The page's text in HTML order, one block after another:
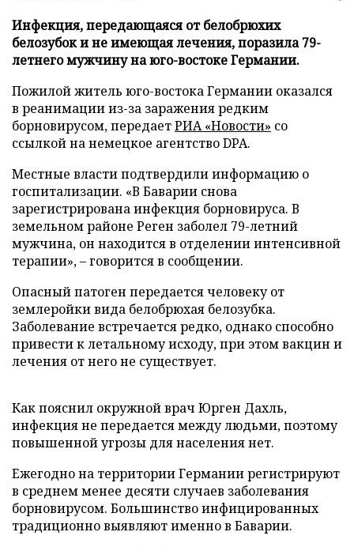
Инфекция, передающаяся от белобрюхих
белозубок и не имеющая лечения, поразила 79-
летнего мужчину на юго-востоке Германии.
Пожилой житель юго-востока Германии оказался
в реанимации из-за заражения редким
борновирусом, передаетРИА «Новости» со
ссылкой на немецкое агентство DPA.
Местные власти подтвердили информацию о
госпитализации. «В Баварии снова
зарегистрирована инфекция борновируса. В
земельном районе Реген заболел 79-летний
мужчина, он находится в отделении интенсивной
терапии», – говорится в сообщении.
Опасный патоген передается человеку от
землеройки вида белобрюхая белозубка.
Заболевание встречается редко, однако способно
привести к летальному исходу, при этом вакцин и
лечения от него не существует.
Как пояснил окружной врач Юрген Дахль,
инфекция не передается между людьми, поэтому
повышенной угрозы для населения нет.
Ежегодно на территории Германии регистрируют
в среднем менее десяти случаев заболевания
борновирусом. Большинство инфицированных
традиционно выявляют именно в Баварии.